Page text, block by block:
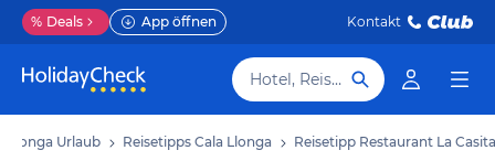
% Deals App öffnen Kontakt
Hotel, Reiseziel
Llonga Urlaub Reisetipps Cala Llonga Reisetipp Restaurant La Casita